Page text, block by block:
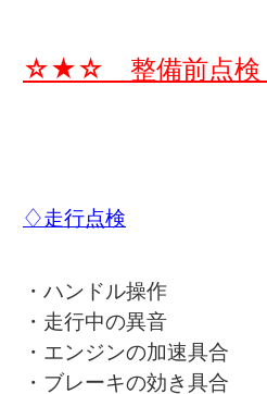
☆★☆ 整備前点
♢走行点検
・ハンドル操作
・走行中の異音
・エンジンの加速具合
・ブレーキの効き具合